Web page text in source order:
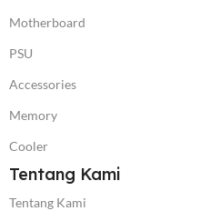
Motherboard
PSU
Accessories
Memory
Cooler
Tentang Kami
Tentang Kami